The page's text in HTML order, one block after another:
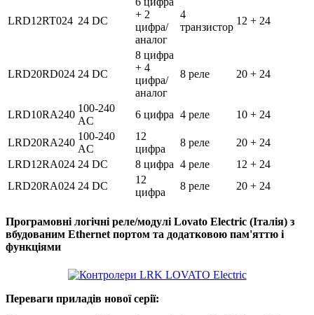
LRD12RT024 24 DC
+ 2
цифра/
аналог
4
транзистор
12 + 24
LRD20RD024 24 DC
8 цифра
+ 4
цифра/
аналог
8 реле 20 + 24
LRD10RA240
100-240
AC
6 цифра 4 реле 10 + 24
LRD20RA240
100-240
AC
12
цифра
8 реле
20 + 24
LRD12RA024 24 DC 8 цифра 4 реле
12 + 24
LRD20RA024 24 DC
12
цифра
8 реле 20 + 24
Програмовні логічні реле/модулі Lovato Electric (Італія) з
вбудованим Ethernet портом та додатковою пам'яттю і
функціями
Переваги приладів нової серії: